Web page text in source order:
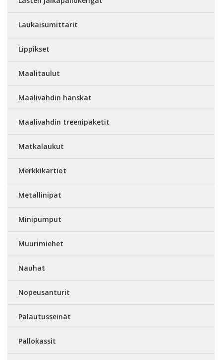
Laukaisumittarit
Lippikset
Maalitaulut
Maalivahdin hanskat
Maalivahdin treenipaketit
Matkalaukut
Merkkikartiot
Metallinipat
Minipumput
Muurimiehet
Nauhat
Nopeusanturit
Palautusseinät
Pallokassit